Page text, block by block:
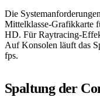
Die
Mittelklasse-Grafikkarte
HD. Für Raytracing-
Auf Konsolen läuft das
fps.
Spaltung der